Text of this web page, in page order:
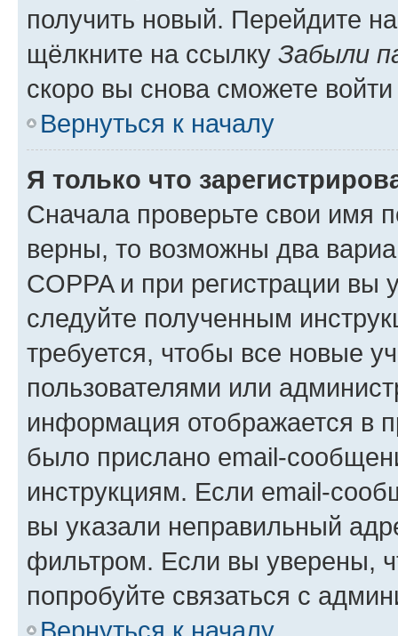
получить новый. Перейдите
щёлкните на ссылку Забыли
скоро вы снова сможете
Вернуться к началу
Я только что
Сначала проверьте свои имя
верны, то возможны два
COPPA и при регистрации вы
следуйте полученным
требуется, чтобы все новые
пользователями или
информация отображается в
было прислано email-
инструкциям. Если email-
вы указали неправильный
фильтром. Если вы уверены,
попробуйте связаться с
Вернуться к началу